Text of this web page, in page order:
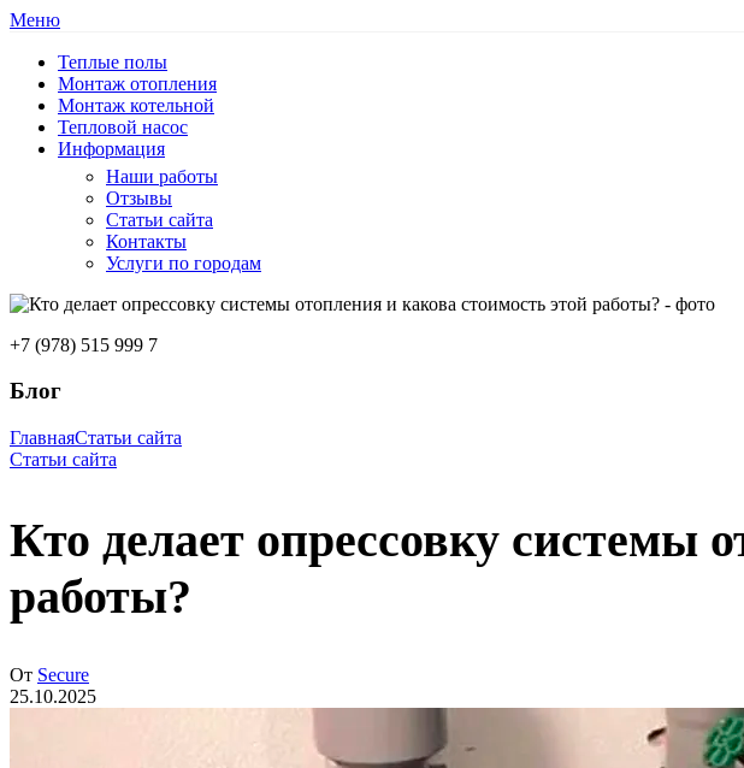
Меню
Теплые полы
Монтаж отопления
Монтаж котельной
Тепловой насос
Информация
Наши работы
Отзывы
Статьи сайта
Контакты
Услуги по городам
+7 (978) 515 999 7
Блог
ГлавнаяСтатьи сайта
Статьи сайта
Кто делает опрессовку системы
работы?
От Secure
25.10.2025